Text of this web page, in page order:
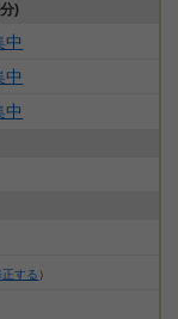
)
中
中
中
する ）